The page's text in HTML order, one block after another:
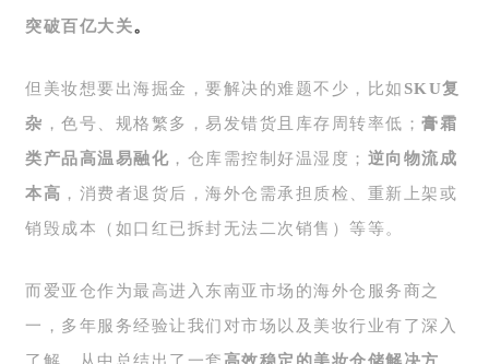
突破百亿大关。
但美妆想要出海掘金，要解决的难题不少，比如 SKU复
杂 ，色号、规格繁多，易发错货且库存周转率低； 膏霜
类产品高温易融化 ，仓库需控制好温湿度； 逆向物流成
本高 ，消费者退货后，海外仓需承担质检、重新上架或
销毁成本（如口红已拆封无法二次销售）等等。
而爱亚仓作为最高进入东南亚市场的海外仓服务商之
一，多年服务经验让我们对市场以及美妆行业有了深入
了解，从中总结出了一套高效稳定的美妆仓储解决方